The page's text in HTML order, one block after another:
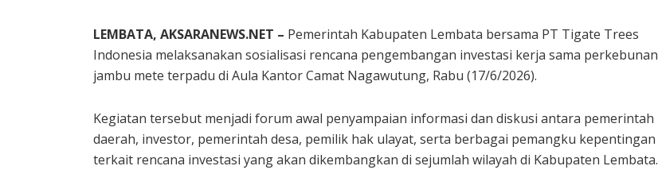
LEMBATA, AKSARANEWS.NET – Pemerintah Kabupaten Lembata bersama PT Tigate Trees
Indonesia melaksanakan sosialisasi rencana pengembangan investasi kerja sama perkebunan
jambu mete terpadu di Aula Kantor Camat Nagawutung, Rabu (17/6/2026).
Kegiatan tersebut menjadi forum awal penyampaian informasi dan diskusi antara pemerintah
daerah, investor, pemerintah desa, pemilik hak ulayat, serta berbagai pemangku kepentingan
terkait rencana investasi yang akan dikembangkan di sejumlah wilayah di Kabupaten Lembata.